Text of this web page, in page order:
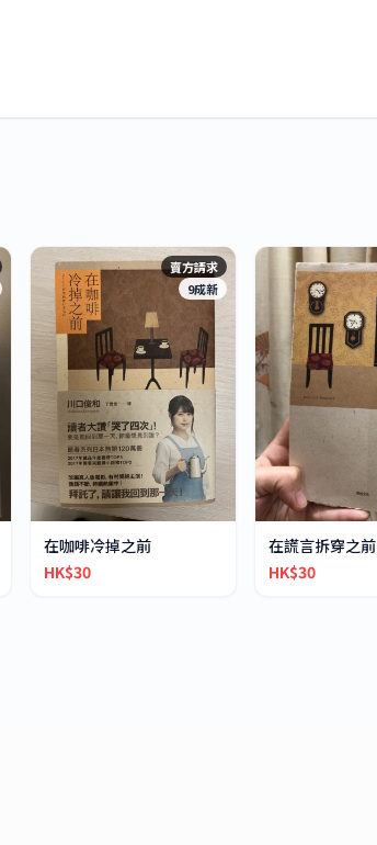
賣方請求
9成新
在咖啡冷掉之前
HK$30
在謊言拆穿之前
HK$30